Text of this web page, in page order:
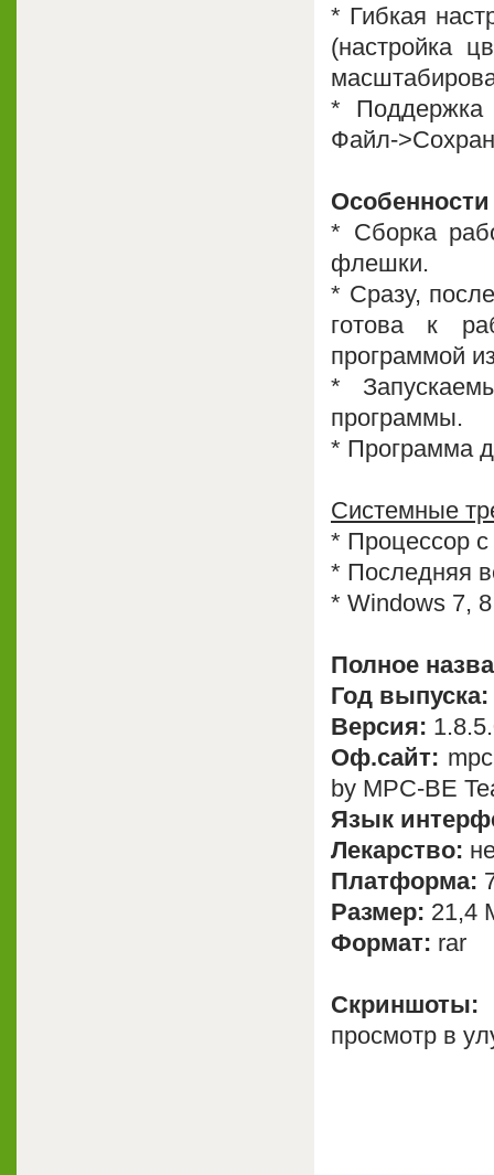
* Гибкая
(настройка
* Поддержка
Файл-
* Cборка
флешки.
* Сразу,
готова к
программой
*
программы.
* Программа
Системные
* Процессор
* Последняя
* Windows 7,
Полное
Год выпуска:
Версия:
Оф.сайт:
by MPC-BE
Язык
Лекарство:
Платформа:
Размер: 21,4
Формат: rar
просмотр в